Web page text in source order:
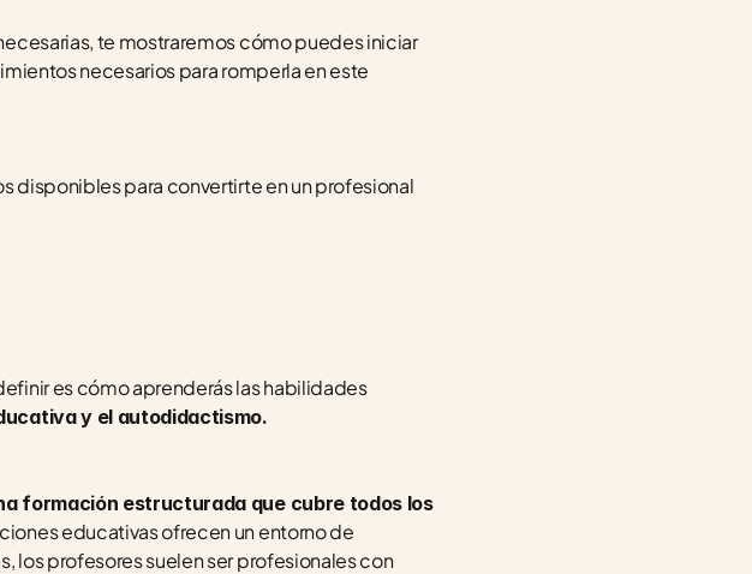
te mostraremos cómo puedes iniciar
necesarios para romperla en este
disponibles para convertirte en un profesional
es cómo aprenderás las habilidades
y el autodidactismo.
formación estructurada que cubre todos los
educativas ofrecen un entorno de
los profesores suelen ser profesionales con